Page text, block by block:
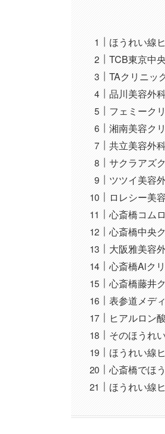
ほうれい線
TCB東京中
TAクリニッ
品川美容外
フェミーク
湘南美容ク
共立美容外
サクラアズ
ツツイ美容
ロレシー美
心斎橋コム
心斎橋中央
大阪雅美容
心斎橋Aiク
心斎橋藤井
表参道メデ
ヒアルロン
そのほうれ
ほうれい線
心斎橋でほ
ほうれい線